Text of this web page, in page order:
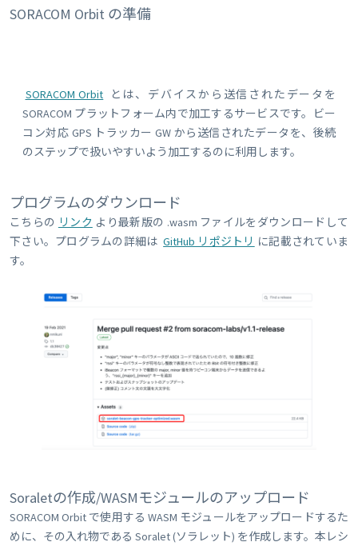
SORACOM Orbit の準備
SORACOM Orbit
とは、デバイスから送信されたデータを
SORACOM プラットフォーム内で加工するサービスです。ビー
コン対応 GPS トラッカー GW から送信されたデータを、後続
のステップで扱いやすいよう加工するのに利用します。
プログラムのダウンロード
こちらの リンク より最新版の .wasm ファイルをダウンロードして
下さい。プログラムの詳細は GitHub リポジトリ に記載されていま
す。
Soraletの作成/WASMモジュールのアップロード
SORACOM Orbit で使用する WASM モジュールをアップロードするた
めに、その入れ物である Soralet (ソラレット) を作成します。本レシ